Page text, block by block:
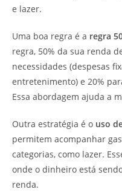
e lazer.
Uma boa regra é a regra
regra, 50% da sua renda
necessidades (despesas
entretenimento) e 20%
Essa abordagem ajuda a
Outra estratégia é o uso
permitem acompanhar
categorias, como lazer.
onde o dinheiro está
renda.